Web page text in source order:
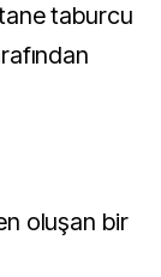
taburcu
oluşan bir